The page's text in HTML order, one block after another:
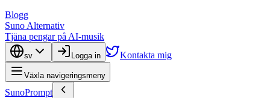
Blogg
Suno Alternativ
Tjäna pengar på AI-musik
sv Logga in Kontakta mig
Växla navigeringsmeny
SunoPrompt